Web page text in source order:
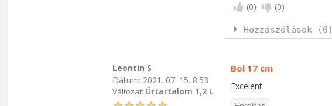
(0) (0)
Hozzászólások (0)
Leontin S
Dátum: 2021. 07. 15. 8:53
Változat: Űrtartalom 1,2 L
Bol 17 cm
Excelent